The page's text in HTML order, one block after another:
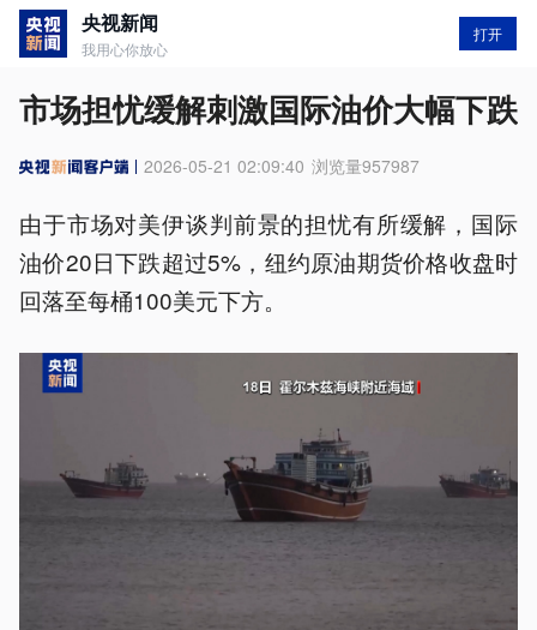
央视新闻
我用心你放心
打开
市场担忧缓解刺激国际油价大幅下跌
2026-05-21 02:09:40 浏览量957987
由于市场对美伊谈判前景的担忧有所缓解，国际
油价20日下跌超过5%，纽约原油期货价格收盘时
回落至每桶100美元下方。